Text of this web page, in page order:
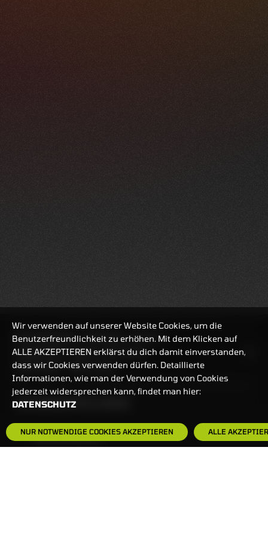
BANKEINSTELLUNGEN
HÄUFIG GESUCHT:
REALTIMEKURSE 07.08.2026
22:27:55
HANDELSZEIT
MO-FR: 7:30-23 UHR
ZERTIFIKATE
8:00-22 UHR
Wir verwenden auf unserer Website Cookies, um die
Benutzerfreundlichkeit zu erhöhen. Mit dem Klicken auf
ALLE AKZEPTIEREN erklärst du dich damit einverstanden,
dass wir Cookies verwenden dürfen. Detaillierte
Informationen, wie man der Verwendung von Cookies
jederzeit widersprechen kann, findet man hier:
DATENSCHUTZ
NUR NOTWENDIGE COOKIES AKZEPTIEREN ALLE